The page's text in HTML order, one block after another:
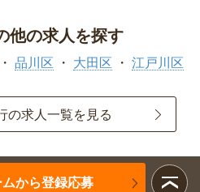
他の求人を探す
品川区 大田区 江戸川区
の求人一覧を見る
から登録応募